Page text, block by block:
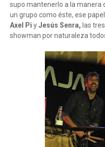
supo mantenerlo a la manera
un grupo como éste, ese
Axel Pi yJesús Senra, las
showman por naturaleza